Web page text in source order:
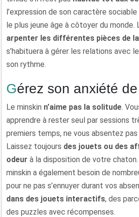
l’expression de son caractère
le plus jeune âge à côtoyer du monde.
arpenter les différentes pièces de
s’habituera à gérer les relations avec
son rythme.
Gérez son anxiété
Le minskin n’aime pas la solitude.
apprendre à rester seul par sessions
premiers temps, ne vous absentez pas
Laissez toujours des jouets ou des
odeur à la disposition de votre chaton.
minskin a également besoin de
pour ne pas s’ennuyer durant vos
dans des jouets interactifs, des
des puzzles avec récompenses.